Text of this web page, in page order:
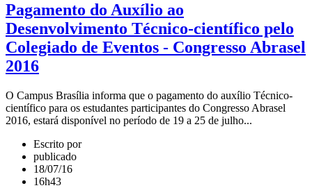
Pagamento do Auxílio ao
Desenvolvimento Técnico-científico pelo
Colegiado de Eventos - Congresso Abrasel
2016
O Campus Brasília informa que o pagamento do auxílio Técnico-
científico para os estudantes participantes do Congresso Abrasel
2016, estará disponível no período de 19 a 25 de julho...
Escrito por
publicado
18/07/16
16h43